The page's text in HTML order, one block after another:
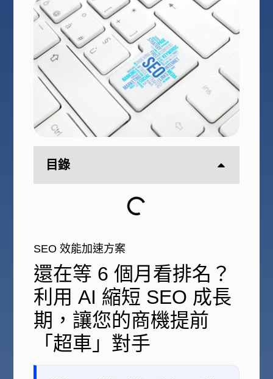
目錄
SEO 效能加速方案
還在等 6 個月看排名？
利用 AI 縮短 SEO 成長
期，讓您的商機提前
「超車」對手